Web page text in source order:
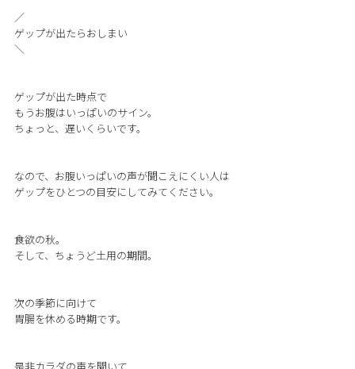
／
ゲップが出たらおしまい
＼
ゲップが出た時点で
もうお腹はいっぱいのサイン。
ちょっと、遅いくらいです。
なので、お腹いっぱいの声が聞こえにくい人は
ゲップをひとつの目安にしてみてください。
食欲の秋。
そして、ちょうど土用の期間。
次の季節に向けて
胃腸を休める時期です。
是非カラダの声を聞いて